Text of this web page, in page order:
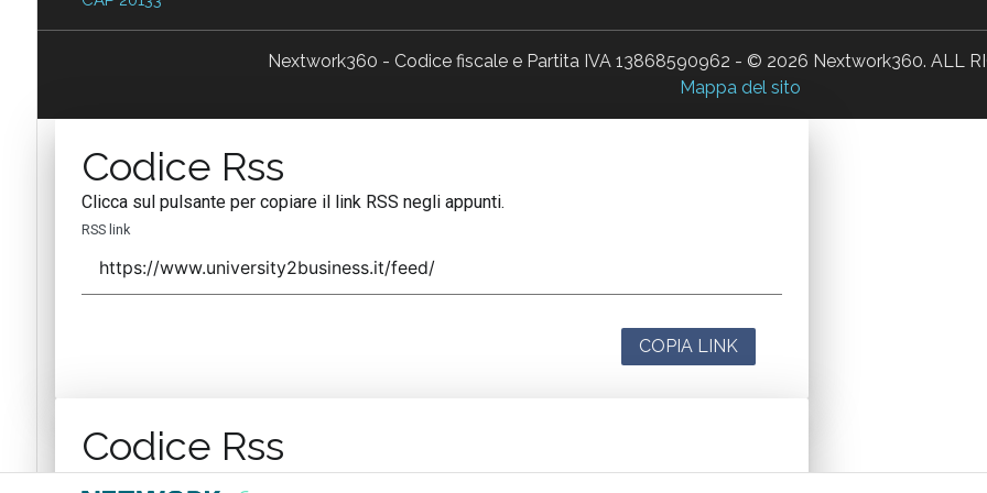
Nextwork360 - Codice fiscale e Partita IVA 13868590962 - © 2026 Nextwork360. ALL
Mappa del sito
Codice Rss
Clicca sul pulsante per copiare il link RSS negli appunti.
RSS link
COPIA LINK
Codice Rss